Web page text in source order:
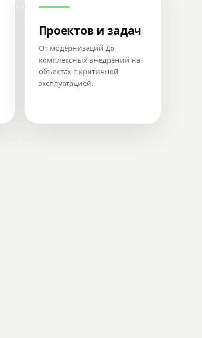
Проектов и задач
От модернизаций до
комплексных внедрений на
объектах с критичной
эксплуатацией.